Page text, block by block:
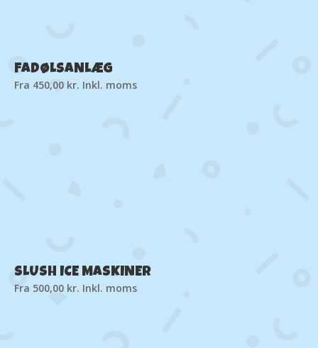
FADØLSANLÆG
Fra 450,00 kr. Inkl. moms
SLUSH ICE MASKINER
Fra 500,00 kr. Inkl. moms